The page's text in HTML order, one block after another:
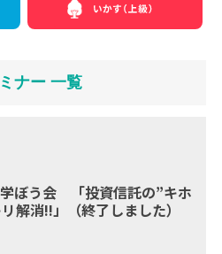
ナー 一覧
ぼう会 「投資信託の”キホ
解消!!」（終了しました）